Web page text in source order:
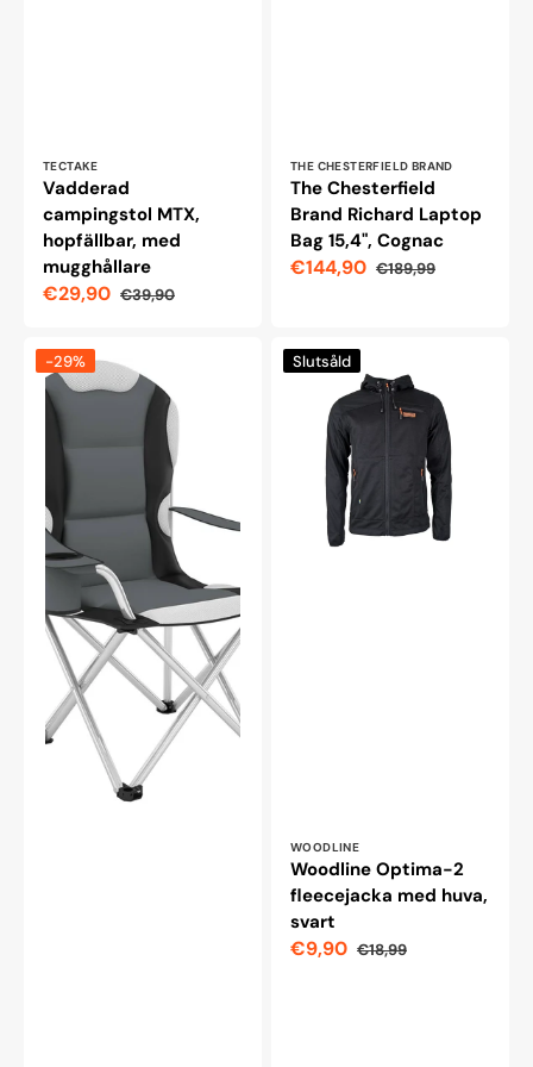
Leverantör:
TECTAKE
Vadderad
campingstol MTX,
hopfällbar, med
mugghållare
Reapris
€29,90
Ordinarie
€39,90
Leverantör:
THE CHESTERFIELD BRAND
The Chesterfield
Brand Richard Laptop
Bag 15,4", Cognac
Reapris
€144,90
Ordinarie
€189,99
Campingstol,
gråsvart
-29%
Woodline
Optima-
fleecejacka
Slutsåld
Leverantör:
WOODLINE
Woodline Optima-2
fleecejacka med huva,
svart
Reapris
€9,90
Ordinarie
€18,99